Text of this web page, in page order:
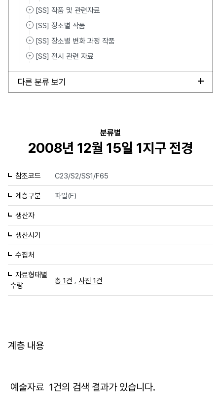
[SS] 작품 및 관련자료
[SS] 장소별 작품
[SS] 장소별 변화 과정 작품
[SS] 전시 관련 자료
다른 분류 보기
분류별
2008년 12월 15일 1지구 전경
참조코드 C23/S2/SS1/F65
계층구분 파일(F)
생산자
생산시기
수집처
자료형태별
수량
총 1건 , 사진 1건
계층 내용
예술자료 1건의 검색 결과가 있습니다.